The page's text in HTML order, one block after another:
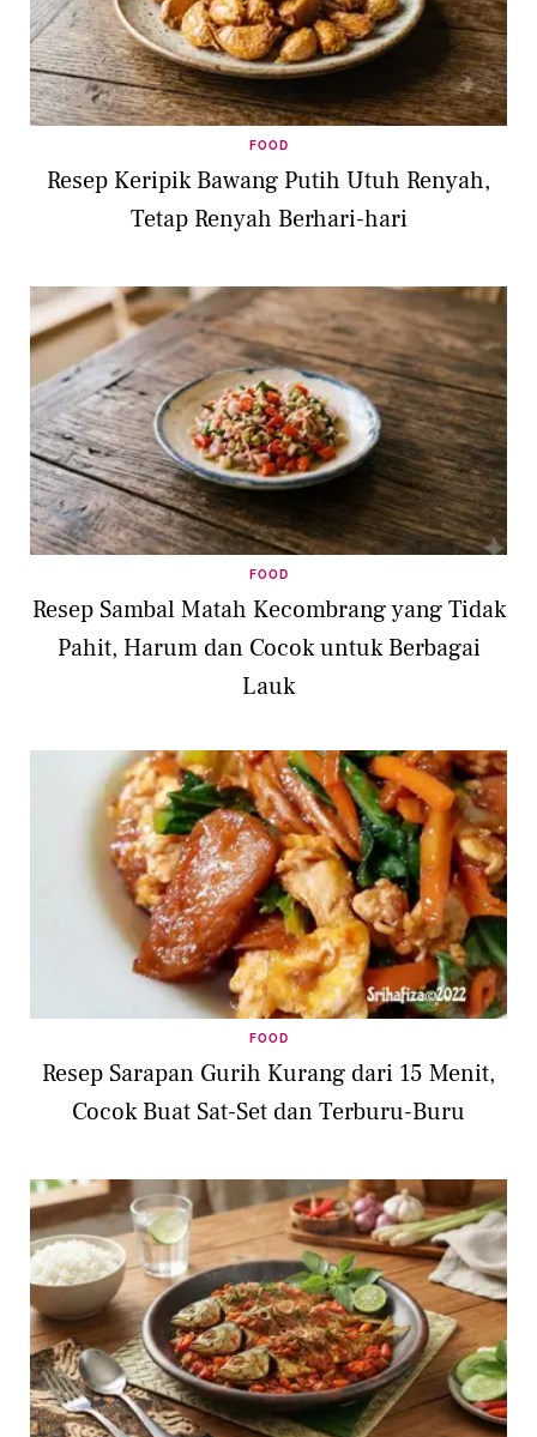
FOOD
Resep Keripik Bawang Putih Utuh Renyah,
Tetap Renyah Berhari-hari
FOOD
Resep Sambal Matah Kecombrang yang Tidak
Pahit, Harum dan Cocok untuk Berbagai
Lauk
FOOD
Resep Sarapan Gurih Kurang dari 15 Menit,
Cocok Buat Sat-Set dan Terburu-Buru